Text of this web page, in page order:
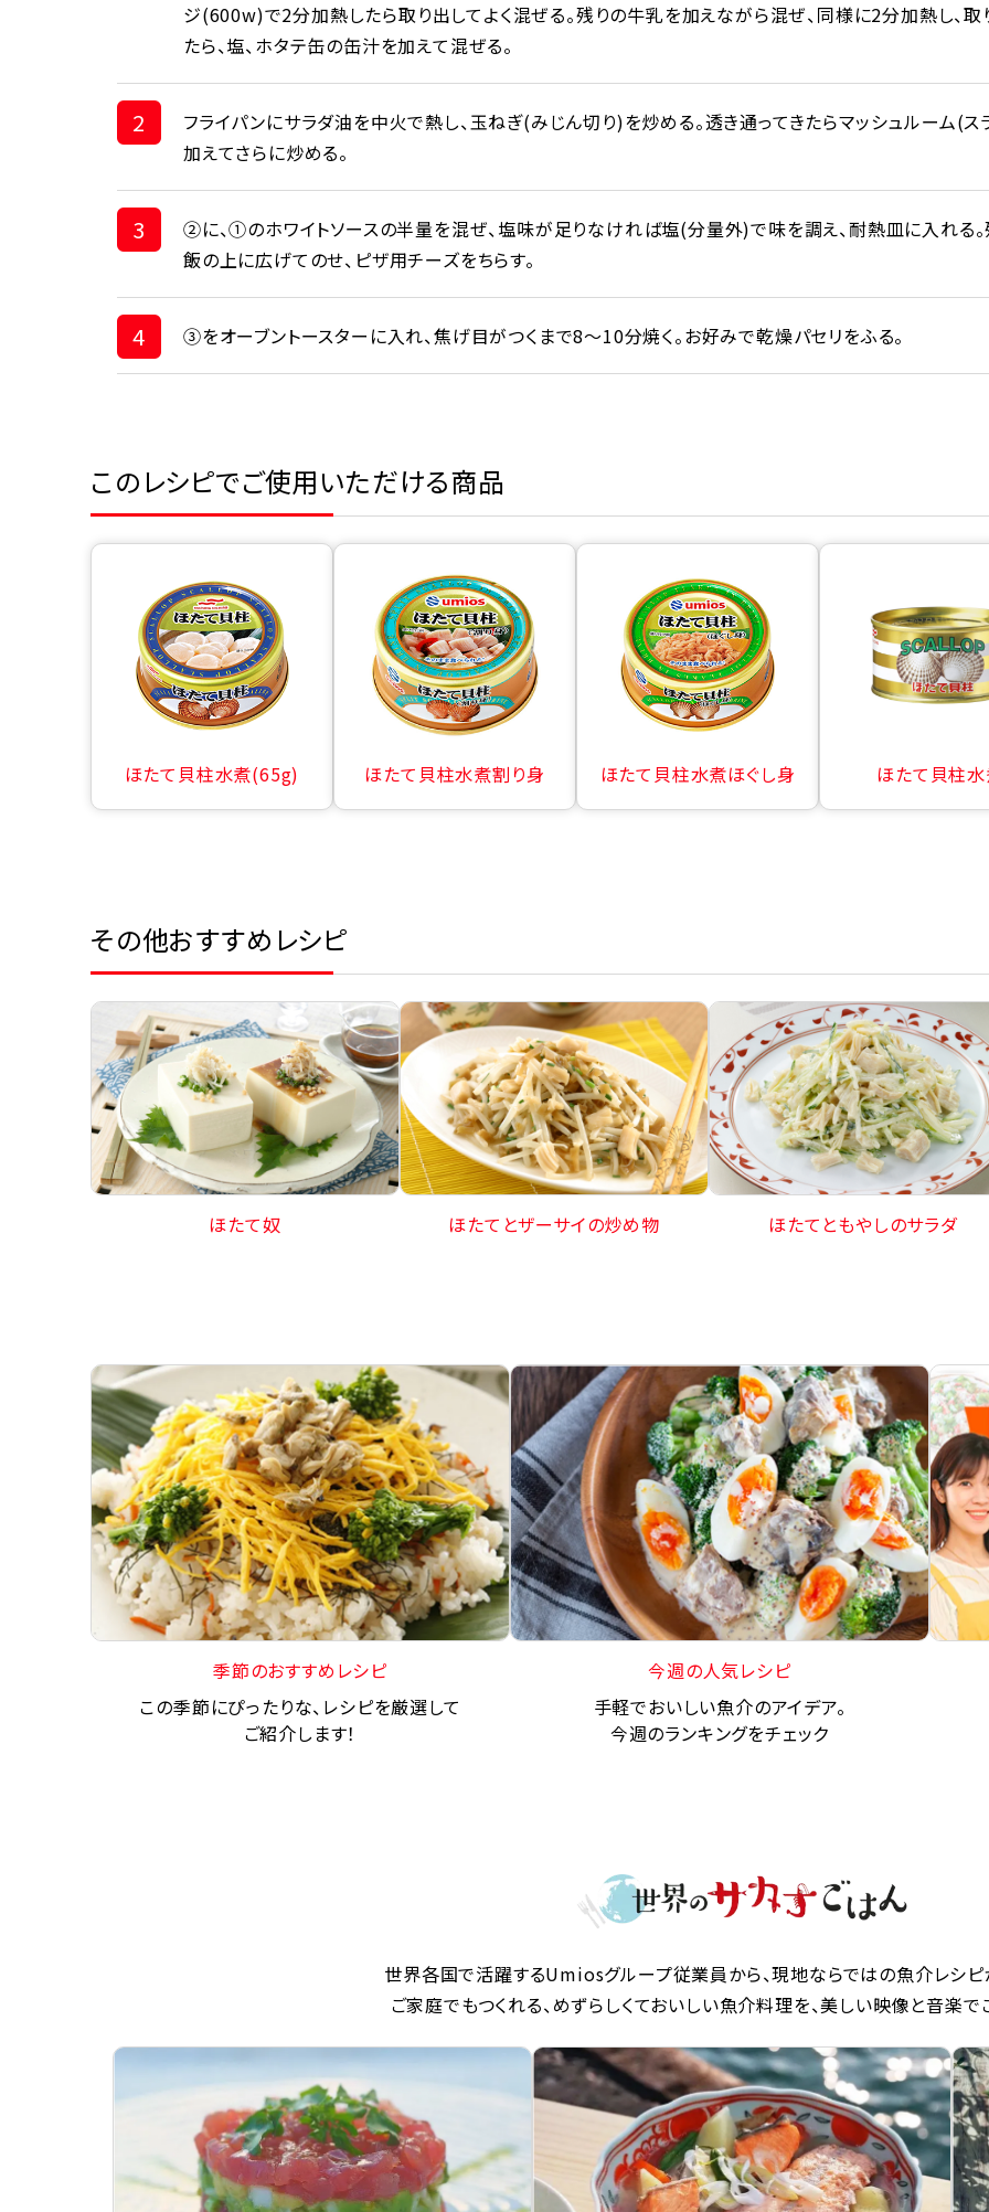
ジ(600w)で2分加熱したら取り出してよく混ぜる。残りの牛乳を加えながら混ぜ、同様に2分加熱し、取
たら、塩、ホタテ缶の缶汁を加えて混ぜる。
2
フライパンにサラダ油を中火で熱し、玉ねぎ(みじん切り)を炒める。透き通ってきたらマッシュルーム(ス
加えてさらに炒める。
3
②に、①のホワイトソースの半量を混ぜ、塩味が足りなければ塩(分量外)で味を調え、耐熱皿に入れる。
飯の上に広げてのせ、ピザ用チーズをちらす。
4 ③をオーブントースターに入れ、焦げ目がつくまで8～10分焼く。お好みで乾燥パセリをふる。
このレシピでご使用いただける商品
ほたて貝柱水煮(65g) ほたて貝柱水煮割り身 ほたて貝柱水煮ほぐし身 ほたて貝柱
その他おすすめレシピ
ほたて奴 ほたてとザーサイの炒め物 ほたてともやしのサラダ
季節のおすすめレシピ
この季節にぴったりな、レシピを厳選して
ご紹介します！
今週の人気レシピ
手軽でおいしい魚介のアイデア。
今週のランキングをチェック
世界各国で活躍するUmiosグループ従業員から、現地ならではの魚介レシピ
ご家庭でもつくれる、めずらしくておいしい魚介料理を、美しい映像と音楽で